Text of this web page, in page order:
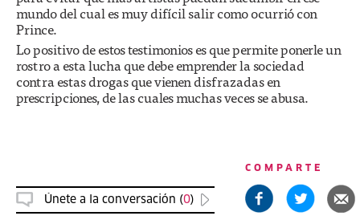
mundo del cual es muy difícil salir como ocurrió con
Prince.
Lo positivo de estos testimonios es que permite ponerle un
rostro a esta lucha que debe emprender la sociedad
contra estas drogas que vienen disfrazadas en
prescripciones, de las cuales muchas veces se abusa.
Únete a la conversación (0)
COMPARTE